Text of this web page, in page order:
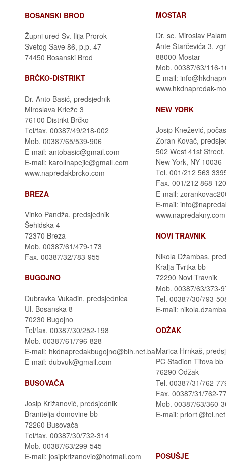
BOSANSKI BROD
Župni ured Sv. Ilija Prorok
Svetog Save 86, p.p. 47
74450 Bosanski Brod
BRČKO-DISTRIKT
Dr. Anto Basić, predsjednik
Miroslava Krleže 3
76100 Distrikt Brčko
Tel/fax. 00387/49/218-002
Mob. 00387/65/539-906
E-mail: antobasic@gmail.com
E-mail: karolinapejic@gmail.com
www.napredakbrcko.com
BREZA
Vinko Pandža, predsjednik
Šehidska 4
72370 Breza
Mob. 00387/61/479-173
Fax. 00387/32/783-955
BUGOJNO
Dubravka Vukadin, predsjednica
Ul. Bosanska 8
70230 Bugojno
Tel/fax. 00387/30/252-198
Mob. 00387/61/796-828
E-mail: hkdnapredakbugojno@bih.net.ba
E-mail: dubvuk@gmail.com
BUSOVAČA
Josip Križanović, predsjednik
Branitelja domovine bb
72260 Busovača
Tel/fax. 00387/30/732-314
Mob. 00387/63/299-545
E-mail: josipkrizanovic@hotmail.com
MOSTAR
Dr. sc. Miroslav
Ante Starčevića 3,
88000 Mostar
Mob. 00387/63/116-
E-mail:
www.hkdnapredak-
NEW YORK
Josip Knežević,
Zoran Kovač,
502 West 41st Street,
New York, NY 10036
Tel. 001/212 563
Fax. 001/212 868
E-mail:
E-mail:
www.napredakny.com
NOVI TRAVNIK
Nikola Džambas,
Kralja Tvrtka bb
72290 Novi Travnik
Mob. 00387/63/373-
Tel. 00387/30/793-
E-mail:
ODŽAK
Marica Hrnkaš,
PC Stadion Titova bb
76290 Odžak
Tel. 00387/31/762-
Fax. 00387/31/762-
Mob. 00387/63/360-
E-mail:
POSUŠJE